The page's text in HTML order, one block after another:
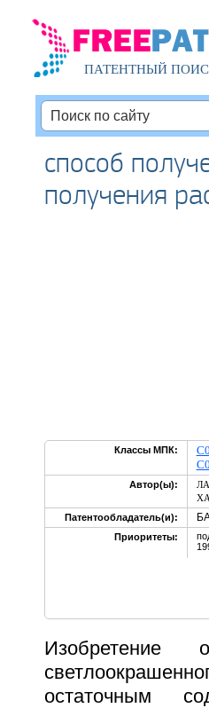
ПАТЕНТНЫЙ
способ
получения
Классы МПК:
Автор(ы):
Патентообладатель(и):
Приоритеты:
Изобретение
остаточным